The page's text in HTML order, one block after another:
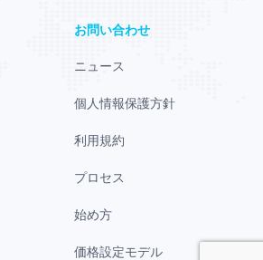
お問い合わせ
ニュース
個人情報保護方針
利用規約
プロセス
始め方
価格設定モデル